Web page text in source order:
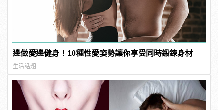
邊做愛邊健身！10種性愛姿勢讓你享受同時鍛鍊身材
生活話題